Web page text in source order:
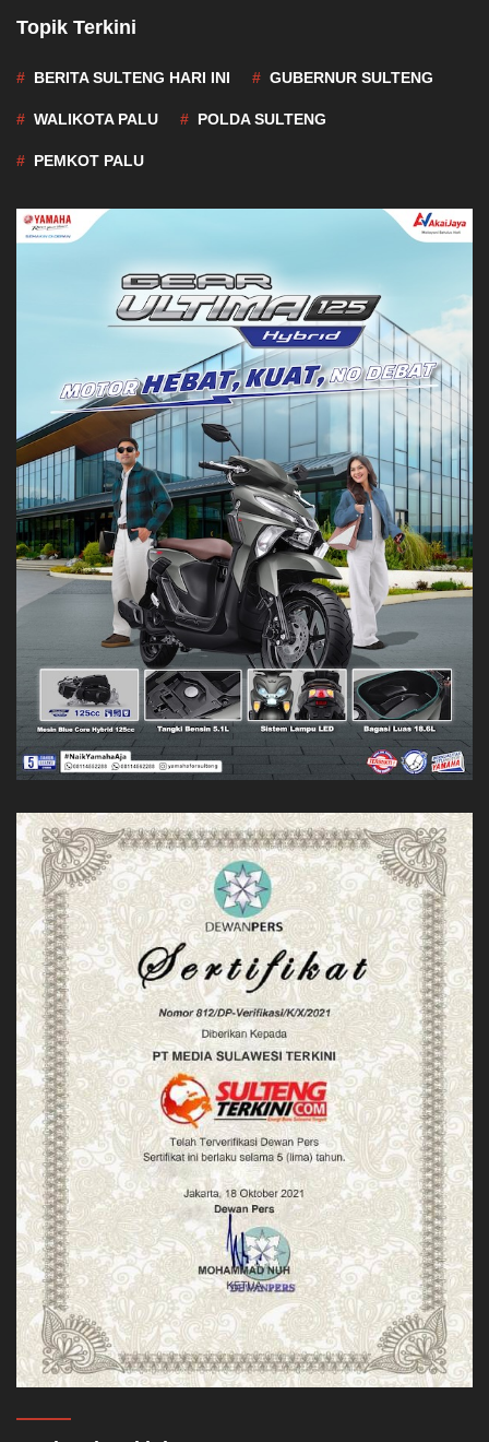
Topik Terkini
BERITA SULTENG HARI INI GUBERNUR SULTENG
WALIKOTA PALU POLDA SULTENG
PEMKOT PALU